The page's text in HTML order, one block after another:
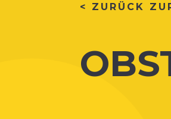
< ZURÜCK